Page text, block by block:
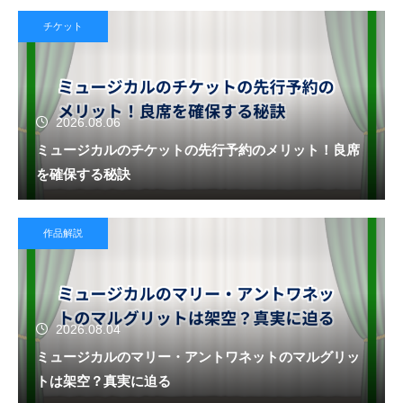
チケット
2026.08.06
ミュージカルのチケットの先行予約のメリット！良席
を確保する秘訣
作品解説
2026.08.04
ミュージカルのマリー・アントワネットのマルグリッ
トは架空？真実に迫る